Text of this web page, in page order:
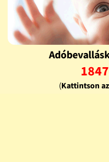
(Kattintson